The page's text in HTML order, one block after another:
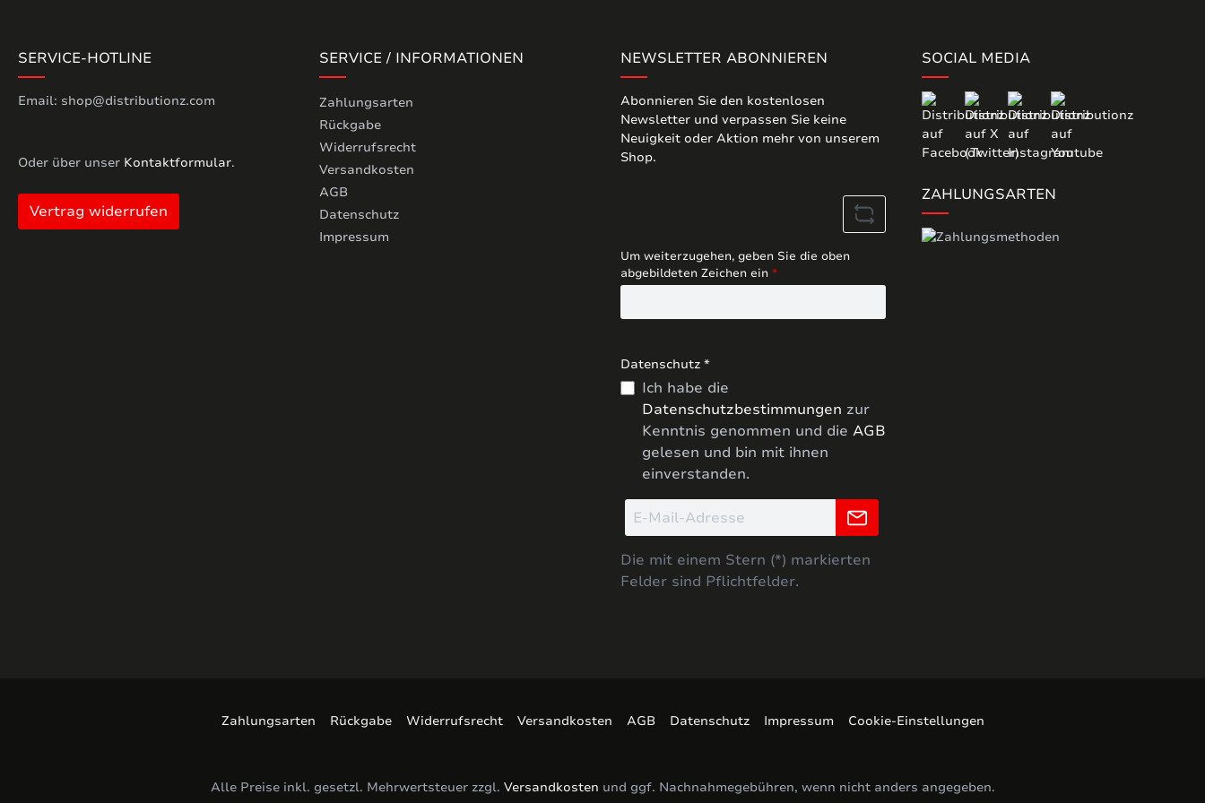
SERVICE-HOTLINE
Email: shop@distributionz.com
Oder über unser Kontaktformular.
Vertrag widerrufen
SERVICE / INFORMATIONEN
Zahlungsarten
Rückgabe
Widerrufsrecht
Versandkosten
AGB
Datenschutz
Impressum
NEWSLETTER ABONNIEREN
Abonnieren Sie den kostenlosen
Newsletter und verpassen Sie keine
Neuigkeit oder Aktion mehr von unserem
Shop.
Um weiterzugehen, geben Sie die oben
abgebildeten Zeichen ein *
Datenschutz *
Ich habe die
Datenschutzbestimmungen zur
Kenntnis genommen und die AGB
gelesen und bin mit ihnen
einverstanden.
Die mit einem Stern (*) markierten
Felder sind Pflichtfelder.
SOCIAL MEDIA
ZAHLUNGSARTEN
Zahlungsarten Rückgabe Widerrufsrecht Versandkosten AGB Datenschutz Impressum Cookie-Einstellungen
Alle Preise inkl. gesetzl. Mehrwertsteuer zzgl. Versandkosten und ggf. Nachnahmegebühren, wenn nicht anders angegeben.